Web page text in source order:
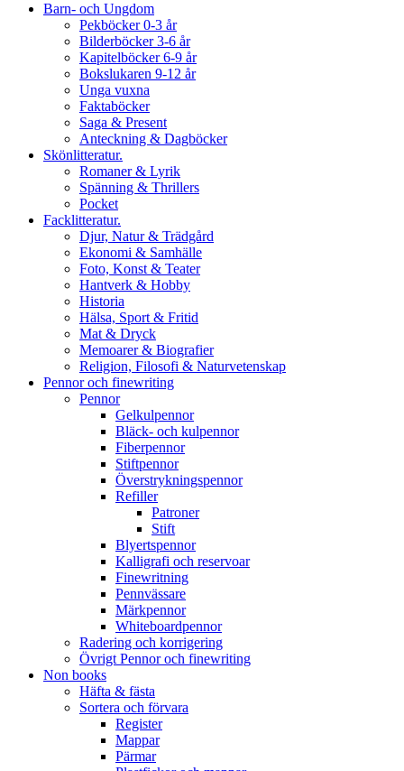
Barn- och Ungdom
Pekböcker 0-3 år
Bilderböcker 3-6 år
Kapitelböcker 6-9 år
Bokslukaren 9-12 år
Unga vuxna
Faktaböcker
Saga & Present
Anteckning & Dagböcker
Skönlitteratur.
Romaner & Lyrik
Spänning & Thrillers
Pocket
Facklitteratur.
Djur, Natur & Trädgård
Ekonomi & Samhälle
Foto, Konst & Teater
Hantverk & Hobby
Historia
Hälsa, Sport & Fritid
Mat & Dryck
Memoarer & Biografier
Religion, Filosofi & Naturvetenskap
Pennor och finewriting
Pennor
Gelkulpennor
Bläck- och kulpennor
Fiberpennor
Stiftpennor
Överstrykningspennor
Refiller
Patroner
Stift
Blyertspennor
Kalligrafi och reservoar
Finewritning
Pennvässare
Märkpennor
Whiteboardpennor
Radering och korrigering
Övrigt Pennor och finewriting
Non books
Häfta & fästa
Sortera och förvara
Register
Mappar
Pärmar